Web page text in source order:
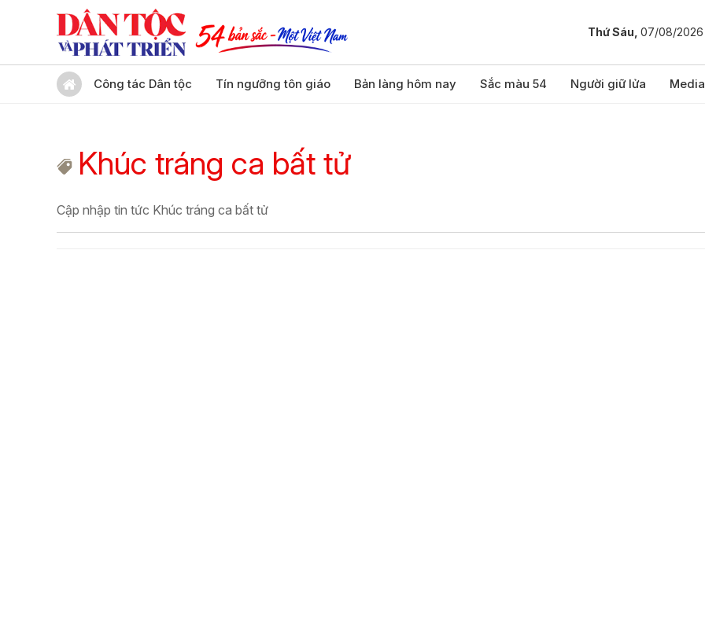
Thứ Sáu, 07/08/2026
Công tác Dân tộc Tín ngưỡng tôn giáo Bản làng hôm nay Sắc màu 54 Người giữ lửa Media
Khúc tráng ca bất tử
Cập nhập tin tức Khúc tráng ca bất tử